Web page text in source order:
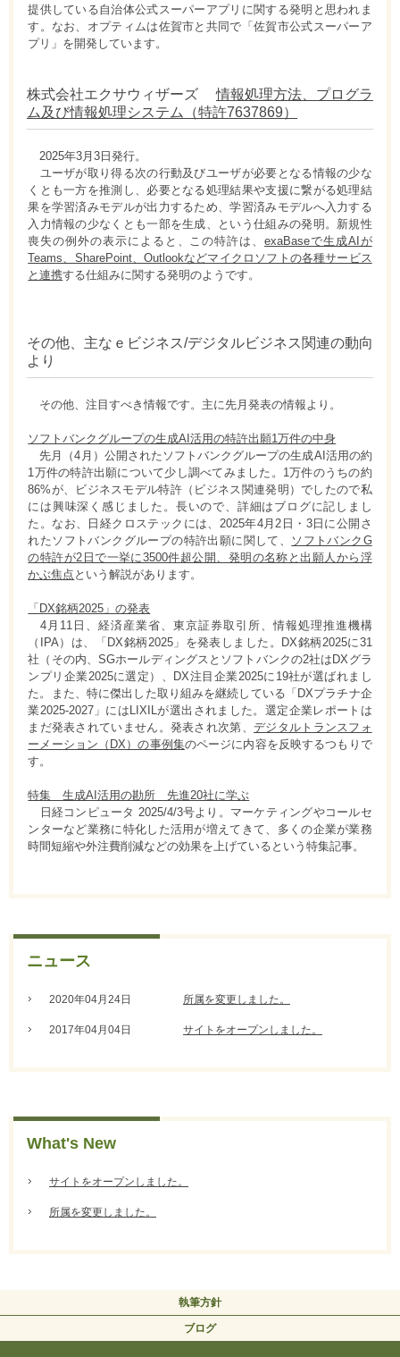
提供している自治体公式スーパーアプリに関する発明と思われま
す。なお、オプティムは佐賀市と共同で「佐賀市公式スーパーア
プリ」を開発しています。
株式会社エクサウィザーズ情報処理方法、プログラ
ム及び情報処理システム（特許7637869）
2025年3月3日発行。
ユーザが取り得る次の行動及びユーザが必要となる情報の少な
くとも一方を推測し、必要となる処理結果や支援に繋がる処理結
果を学習済みモデルが出力するため、学習済みモデルへ入力する
入力情報の少なくとも一部を生成、という仕組みの発明。新規性
喪失の例外の表示によると、この特許は、exaBaseで生成AIが
Teams、SharePoint、Outlookなどマイクロソフトの各種サービス
と連携する仕組みに関する発明のようです。
その他、主なｅビジネス/デジタルビジネス関連の動向
より
その他、注目すべき情報です。主に先月発表の情報より。
ソフトバンクグループの生成AI活用の特許出願1万件の中身
先月（4月）公開されたソフトバンクグループの生成AI活用の約
1万件の特許出願について少し調べてみました。1万件のうちの約
86%が、ビジネスモデル特許（ビジネス関連発明）でしたので私
には興味深く感じました。長いので、詳細はブログに記しまし
た。なお、日経クロステックには、2025年4月2日・3日に公開さ
れたソフトバンクグループの特許出願に関して、
ソフトバンクG
の特許が2日で⼀挙に3500件超公開、発明の名称と出願人から浮
かぶ焦点 という解説があります。
「DX銘柄2025」の発表
4月11日、経済産業省、東京証券取引所、情報処理推進機構
（IPA）は、「DX銘柄2025」を発表しました。DX銘柄2025に31
社（その内、SGホールディングスとソフトバンクの2社はDXグラ
ンプリ企業2025に選定）、DX注目企業2025に19社が選ばれまし
た。また、特に傑出した取り組みを継続している「DXプラチナ企
業2025-2027」にはLIXILが選出されました。選定企業レポートは
まだ発表されていません。発表され次第、デジタルトランスフォ
ーメーション（DX）の事例集のページに内容を反映するつもりで
す。
特集 生成AI活用の勘所 先進20社に学ぶ
日経コンピュータ 2025/4/3号より。マーケティングやコールセ
ンターなど業務に特化した活用が増えてきて、多くの企業が業務
時間短縮や外注費削減などの効果を上げているという特集記事。
ニュース
2020年04月24日 所属を変更しました。
2017年04月04日 サイトをオープンしました。
What's New
サイトをオープンしました。
所属を変更しました。
執筆方針
ブログ